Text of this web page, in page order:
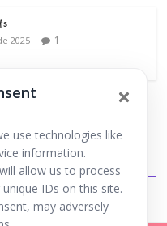
use technologies like
information.
allow us to process
IDs on this site.
may adversely
2025 1